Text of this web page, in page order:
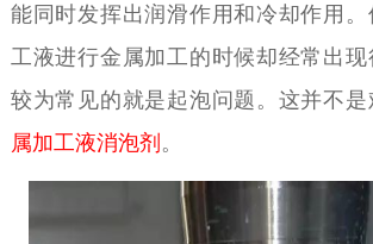
能同时发挥出润滑作用和冷却作用。
工液进行金属加工的时候却经常出
较为常见的就是起泡问题。这并不
属加工液消泡剂 。